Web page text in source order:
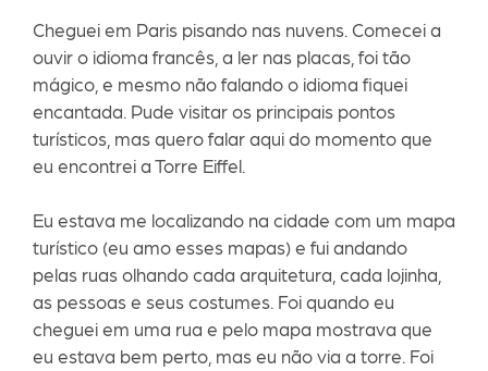
Cheguei em Paris pisando nas nuvens. Comecei a
ouvir o idioma francês, a ler nas placas, foi tão
mágico, e mesmo não falando o idioma fiquei
encantada. Pude visitar os principais pontos
turísticos, mas quero falar aqui do momento que
eu encontrei a Torre Eiffel.
Eu estava me localizando na cidade com um mapa
turístico (eu amo esses mapas) e fui andando
pelas ruas olhando cada arquitetura, cada lojinha,
as pessoas e seus costumes. Foi quando eu
cheguei em uma rua e pelo mapa mostrava que
eu estava bem perto, mas eu não via a torre. Foi